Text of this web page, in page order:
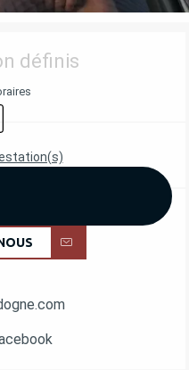
définis